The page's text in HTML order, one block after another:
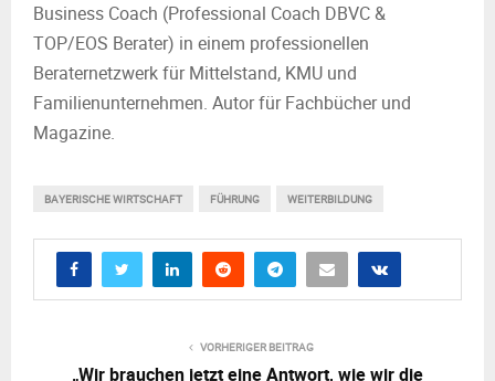
Business Coach (Professional Coach DBVC &
TOP/EOS Berater) in einem professionellen
Beraternetzwerk für Mittelstand, KMU und
Familienunternehmen. Autor für Fachbücher und
Magazine.
BAYERISCHE WIRTSCHAFT FÜHRUNG WEITERBILDUNG
VORHERIGER BEITRAG
„Wir brauchen jetzt eine Antwort, wie wir die